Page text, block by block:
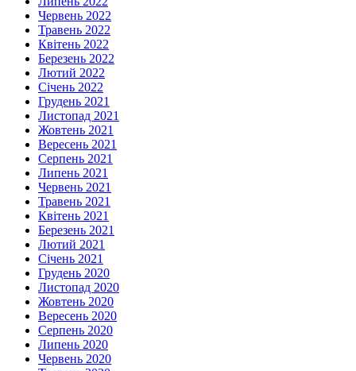
Червень 2022
Травень 2022
Квітень 2022
Березень 2022
Лютий 2022
Січень 2022
Грудень 2021
Листопад 2021
Жовтень 2021
Вересень 2021
Серпень 2021
Липень 2021
Червень 2021
Травень 2021
Квітень 2021
Березень 2021
Лютий 2021
Січень 2021
Грудень 2020
Листопад 2020
Жовтень 2020
Вересень 2020
Серпень 2020
Липень 2020
Червень 2020